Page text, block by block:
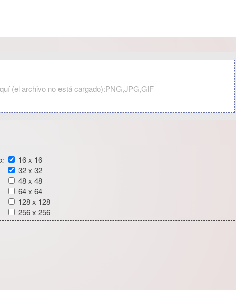
(el archivo no está cargado):PNG,JPG,GIF
16 x 16
32 x 32
48 x 48
64 x 64
128 x 128
256 x 256